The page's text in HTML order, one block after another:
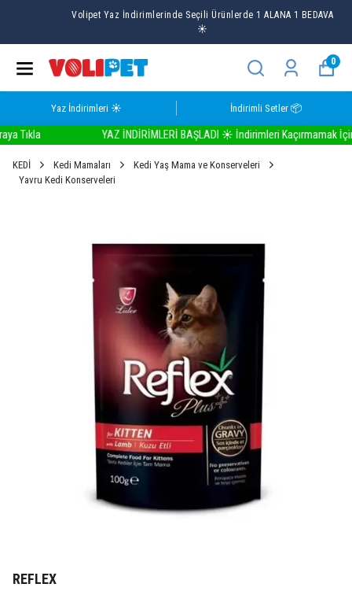
Volipet Yaz İndirimlerinde Seçili Ürünlerde 1 ALANA 1 BEDAVA
0
Yaz İndirimleri ☀️ İndirimli Setler 📦
YAZ İNDİRİMLERİ BAŞLADI ☀️ İndirimleri Kaçırmamak İçin
KEDİ Kedi Mamaları
Kedi Yaş Mama ve Konserveleri
Yavru Kedi Konserveleri
REFLEX